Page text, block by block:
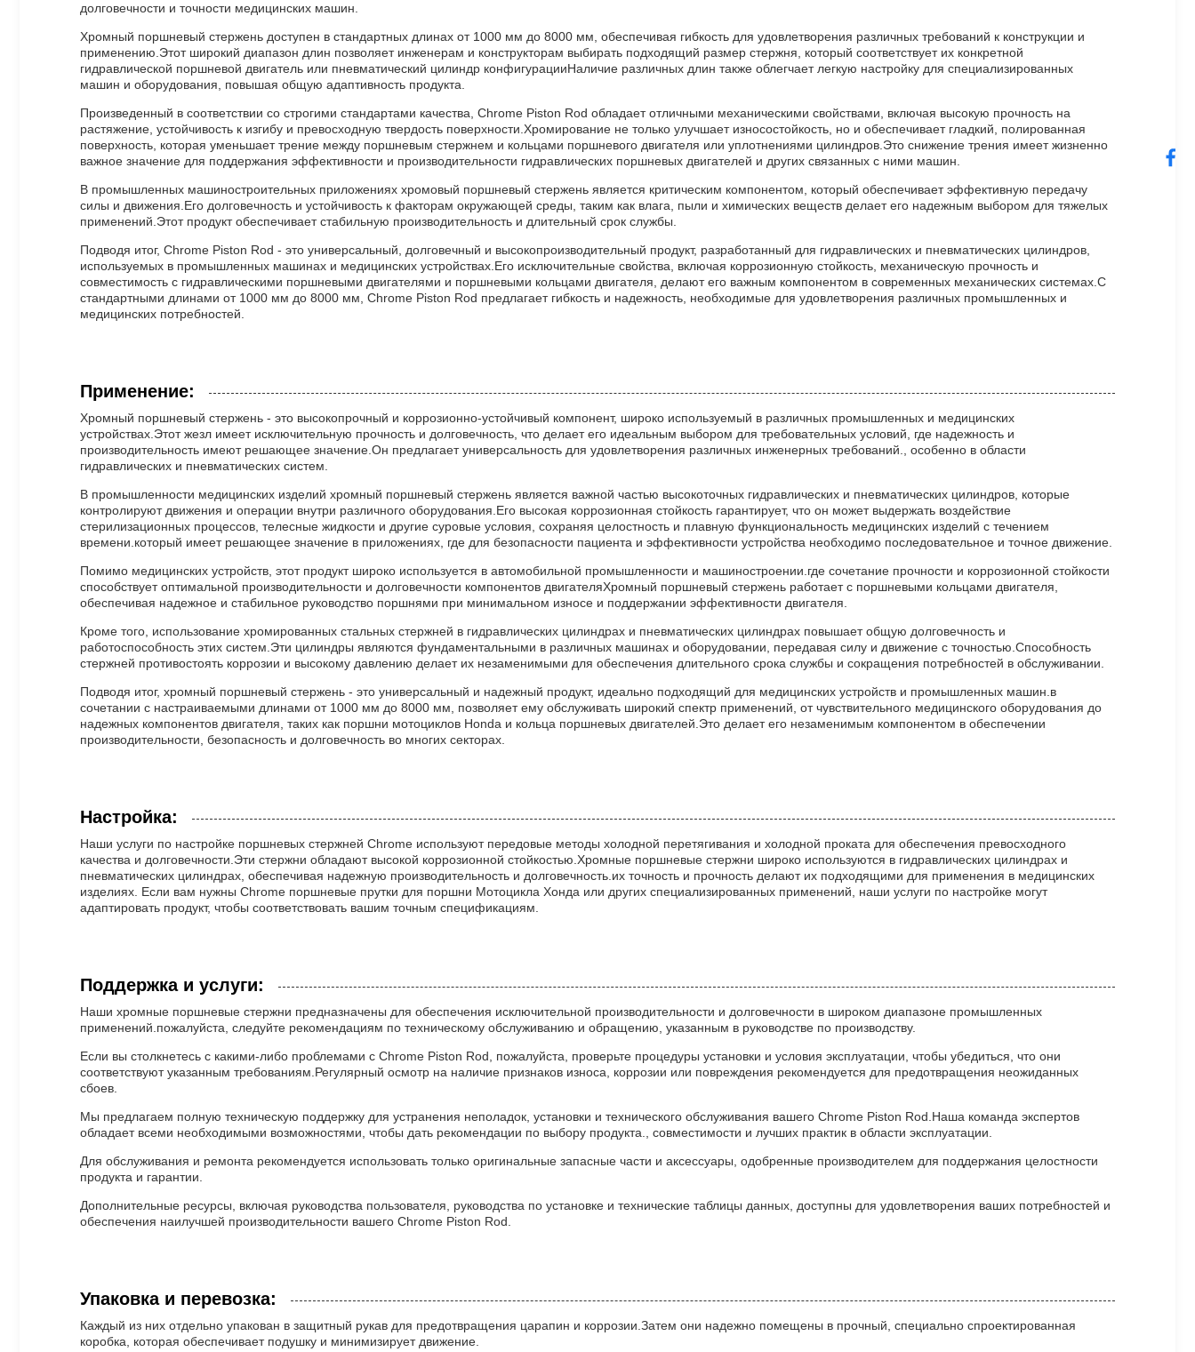
долговечности и точности медицинских машин.
Хромный поршневый стержень доступен в стандартных длинах от 1000 мм до 8000 мм, обеспечивая гибкость для удовлетворения различных требований к конструкции и
применению.Этот широкий диапазон длин позволяет инженерам и конструкторам выбирать подходящий размер стержня, который соответствует их конкретной
гидравлической поршневой двигатель или пневматический цилиндр конфигурацииНаличие различных длин также облегчает легкую настройку для специализированных
машин и оборудования, повышая общую адаптивность продукта.
Произведенный в соответствии со строгими стандартами качества, Chrome Piston Rod обладает отличными механическими свойствами, включая высокую прочность на
растяжение, устойчивость к изгибу и превосходную твердость поверхности.Хромирование не только улучшает износостойкость, но и обеспечивает гладкий, полированная
поверхность, которая уменьшает трение между поршневым стержнем и кольцами поршневого двигателя или уплотнениями цилиндров.Это снижение трения имеет жизненно
важное значение для поддержания эффективности и производительности гидравлических поршневых двигателей и других связанных с ними машин.
В промышленных машиностроительных приложениях хромовый поршневый стержень является критическим компонентом, который обеспечивает эффективную передачу
силы и движения.Его долговечность и устойчивость к факторам окружающей среды, таким как влага, пыли и химических веществ делает его надежным выбором для тяжелых
применений.Этот продукт обеспечивает стабильную производительность и длительный срок службы.
Подводя итог, Chrome Piston Rod - это универсальный, долговечный и высокопроизводительный продукт, разработанный для гидравлических и пневматических цилиндров,
используемых в промышленных машинах и медицинских устройствах.Его исключительные свойства, включая коррозионную стойкость, механическую прочность и
совместимость с гидравлическими поршневыми двигателями и поршневыми кольцами двигателя, делают его важным компонентом в современных механических системах.С
стандартными длинами от 1000 мм до 8000 мм, Chrome Piston Rod предлагает гибкость и надежность, необходимые для удовлетворения различных промышленных и
медицинских потребностей.
Применение:
Хромный поршневый стержень - это высокопрочный и коррозионно-устойчивый компонент, широко используемый в различных промышленных и медицинских
устройствах.Этот жезл имеет исключительную прочность и долговечность, что делает его идеальным выбором для требовательных условий, где надежность и
производительность имеют решающее значение.Он предлагает универсальность для удовлетворения различных инженерных требований., особенно в области
гидравлических и пневматических систем.
В промышленности медицинских изделий хромный поршневый стержень является важной частью высокоточных гидравлических и пневматических цилиндров, которые
контролируют движения и операции внутри различного оборудования.Его высокая коррозионная стойкость гарантирует, что он может выдержать воздействие
стерилизационных процессов, телесные жидкости и другие суровые условия, сохраняя целостность и плавную функциональность медицинских изделий с течением
времени.который имеет решающее значение в приложениях, где для безопасности пациента и эффективности устройства необходимо последовательное и точное движение.
Помимо медицинских устройств, этот продукт широко используется в автомобильной промышленности и машиностроении.где сочетание прочности и коррозионной стойкости
способствует оптимальной производительности и долговечности компонентов двигателяХромный поршневый стержень работает с поршневыми кольцами двигателя,
обеспечивая надежное и стабильное руководство поршнями при минимальном износе и поддержании эффективности двигателя.
Кроме того, использование хромированных стальных стержней в гидравлических цилиндрах и пневматических цилиндрах повышает общую долговечность и
работоспособность этих систем.Эти цилиндры являются фундаментальными в различных машинах и оборудовании, передавая силу и движение с точностью.Способность
стержней противостоять коррозии и высокому давлению делает их незаменимыми для обеспечения длительного срока службы и сокращения потребностей в обслуживании.
Подводя итог, хромный поршневый стержень - это универсальный и надежный продукт, идеально подходящий для медицинских устройств и промышленных машин.в
сочетании с настраиваемыми длинами от 1000 мм до 8000 мм, позволяет ему обслуживать широкий спектр применений, от чувствительного медицинского оборудования до
надежных компонентов двигателя, таких как поршни мотоциклов Honda и кольца поршневых двигателей.Это делает его незаменимым компонентом в обеспечении
производительности, безопасность и долговечность во многих секторах.
Настройка:
Наши услуги по настройке поршневых стержней Chrome используют передовые методы холодной перетягивания и холодной проката для обеспечения превосходного
качества и долговечности.Эти стержни обладают высокой коррозионной стойкостью.Хромные поршневые стержни широко используются в гидравлических цилиндрах и
пневматических цилиндрах, обеспечивая надежную производительность и долговечность.их точность и прочность делают их подходящими для применения в медицинских
изделиях. Если вам нужны Chrome поршневые прутки для поршни Мотоцикла Хонда или других специализированных применений, наши услуги по настройке могут
адаптировать продукт, чтобы соответствовать вашим точным спецификациям.
Поддержка и услуги:
Наши хромные поршневые стержни предназначены для обеспечения исключительной производительности и долговечности в широком диапазоне промышленных
применений.пожалуйста, следуйте рекомендациям по техническому обслуживанию и обращению, указанным в руководстве по производству.
Если вы столкнетесь с какими-либо проблемами с Chrome Piston Rod, пожалуйста, проверьте процедуры установки и условия эксплуатации, чтобы убедиться, что они
соответствуют указанным требованиям.Регулярный осмотр на наличие признаков износа, коррозии или повреждения рекомендуется для предотвращения неожиданных
сбоев.
Мы предлагаем полную техническую поддержку для устранения неполадок, установки и технического обслуживания вашего Chrome Piston Rod.Наша команда экспертов
обладает всеми необходимыми возможностями, чтобы дать рекомендации по выбору продукта., совместимости и лучших практик в области эксплуатации.
Для обслуживания и ремонта рекомендуется использовать только оригинальные запасные части и аксессуары, одобренные производителем для поддержания целостности
продукта и гарантии.
Дополнительные ресурсы, включая руководства пользователя, руководства по установке и технические таблицы данных, доступны для удовлетворения ваших потребностей и
обеспечения наилучшей производительности вашего Chrome Piston Rod.
Упаковка и перевозка:
Каждый из них отдельно упакован в защитный рукав для предотвращения царапин и коррозии.Затем они надежно помещены в прочный, специально спроектированная
коробка, которая обеспечивает подушку и минимизирует движение.